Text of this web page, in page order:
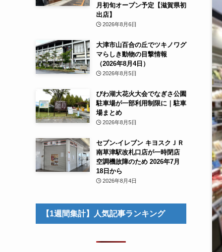
月初旬オープン予定【滋賀県初
出店】
2026年8月6日
大津市山百合の丘でツキノワグ
マらしき動物の目撃情報
（2026年8月4日）
2026年8月5日
びわ湖大花火大会でなぎさ公園
駐車場が一部利用制限に｜駐車
場まとめ
2026年8月5日
セブン-イレブン キヨスクＪＲ
南草津駅改札口店が一時閉店
空調機故障のため 2026年7月
18日から
2026年8月4日
【1週間集計】人気記事ランキング